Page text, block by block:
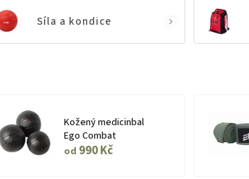
Síla a kondice
Kožený medicinbal
Ego Combat
od 990 Kč